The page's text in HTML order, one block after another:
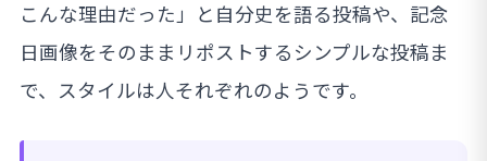
こんな理由だった」と自分史を語る投稿や、記念
日画像をそのままリポストするシンプルな投稿ま
で、スタイルは人それぞれのようです。